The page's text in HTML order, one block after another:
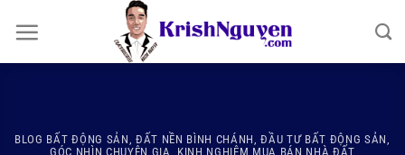
qua
nội
BLOG BẤT ĐỘNG SẢN ĐẤT NỀN BÌNH CHÁNH ,ĐẦU TƯ BẤT ĐỘNG SẢN
GÓC NHÌN CHUYÊN GIA
KINH NGHIỆM MUA BÁN NHÀ ĐẤT